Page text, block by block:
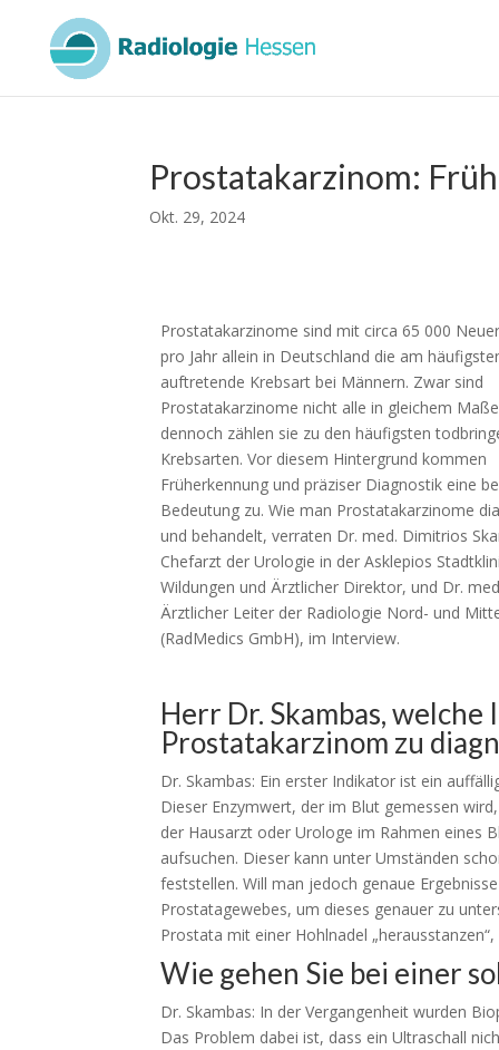
Prostatakarzinom:
Okt. 29, 2024
Prostatakarzinome sind mit circa 65 000
pro Jahr allein in Deutschland die am
auftretende Krebsart bei Männern. Zwar sind
Prostatakarzinome nicht alle in gleichem
dennoch zählen sie zu den häufigsten
Krebsarten. Vor diesem Hintergrund kommen
Früherkennung und präziser Diagnostik eine
Bedeutung zu. Wie man Prostatakarzinome
und behandelt, verraten Dr. med. Dimitrios
Chefarzt der Urologie in der Asklepios
Wildungen und Ärztlicher Direktor, und Dr.
Ärztlicher Leiter der Radiologie Nord- und
(RadMedics GmbH), im Interview.
Herr Dr. Skambas,
Prostatakarzinom zu
Dr. Skambas: Ein erster Indikator ist ein
Dieser Enzymwert, der im Blut gemessen
der Hausarzt oder Urologe im Rahmen eines
aufsuchen. Dieser kann unter Umständen
feststellen. Will man jedoch genaue
Prostatagewebes, um dieses genauer zu
Prostata mit einer Hohlnadel
Wie gehen Sie bei einer
Dr. Skambas: In der Vergangenheit wurden
Das Problem dabei ist, dass ein Ultraschall